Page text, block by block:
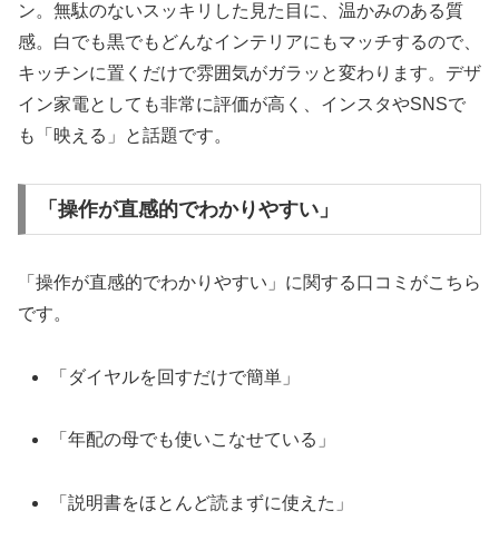
ン。無駄のないスッキリした見た目に、温かみのある質
感。白でも黒でもどんなインテリアにもマッチするので、
キッチンに置くだけで雰囲気がガラッと変わります。デザ
イン家電としても非常に評価が高く、インスタやSNSで
も「映える」と話題です。
「操作が直感的でわかりやすい」
「操作が直感的でわかりやすい」に関する口コミがこちら
です。
「ダイヤルを回すだけで簡単」
「年配の母でも使いこなせている」
「説明書をほとんど読まずに使えた」